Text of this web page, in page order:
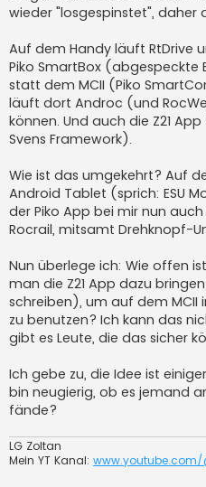
r
wieder "losgespinstet", daher
Auf dem Handy läuft RtDrive
Piko SmartBox (abgespeckte
statt dem MCII (Piko
läuft dort Androc (und
können. Und auch die Z21
Svens Framework).
Wie ist das umgekehrt? Auf
Android Tablet (sprich: ESU
der Piko App bei mir nun
Rocrail, mitsamt Drehknopf-
Nun überlege ich: Wie offen
man die Z21 App dazu
schreiben), um auf dem MCII
zu benutzen? Ich kann das
gibt es Leute, die das sicher
Ich gebe zu, die Idee ist
bin neugierig, ob es jemand
fände?
LG Zoltan
Mein YT Kanal: